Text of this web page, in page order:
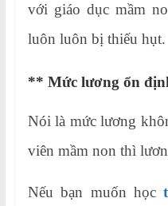
với giáo dục mầm
luôn luôn bị thiếu hụt.
** Mức lương ổn
Nói là mức lương
viên mầm non thì
Nếu bạn muốn học